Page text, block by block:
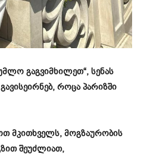
გაგვიმხილეთ“, სენას
როცა პარიზში
მკითხველს, მოგზაურობის
შეუძლიათ,